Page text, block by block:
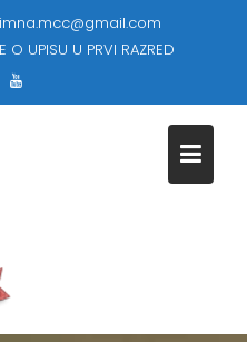
O UPISU U PRVI RAZRED